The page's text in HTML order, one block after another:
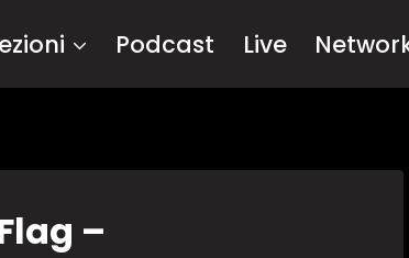
Podcast Live
–